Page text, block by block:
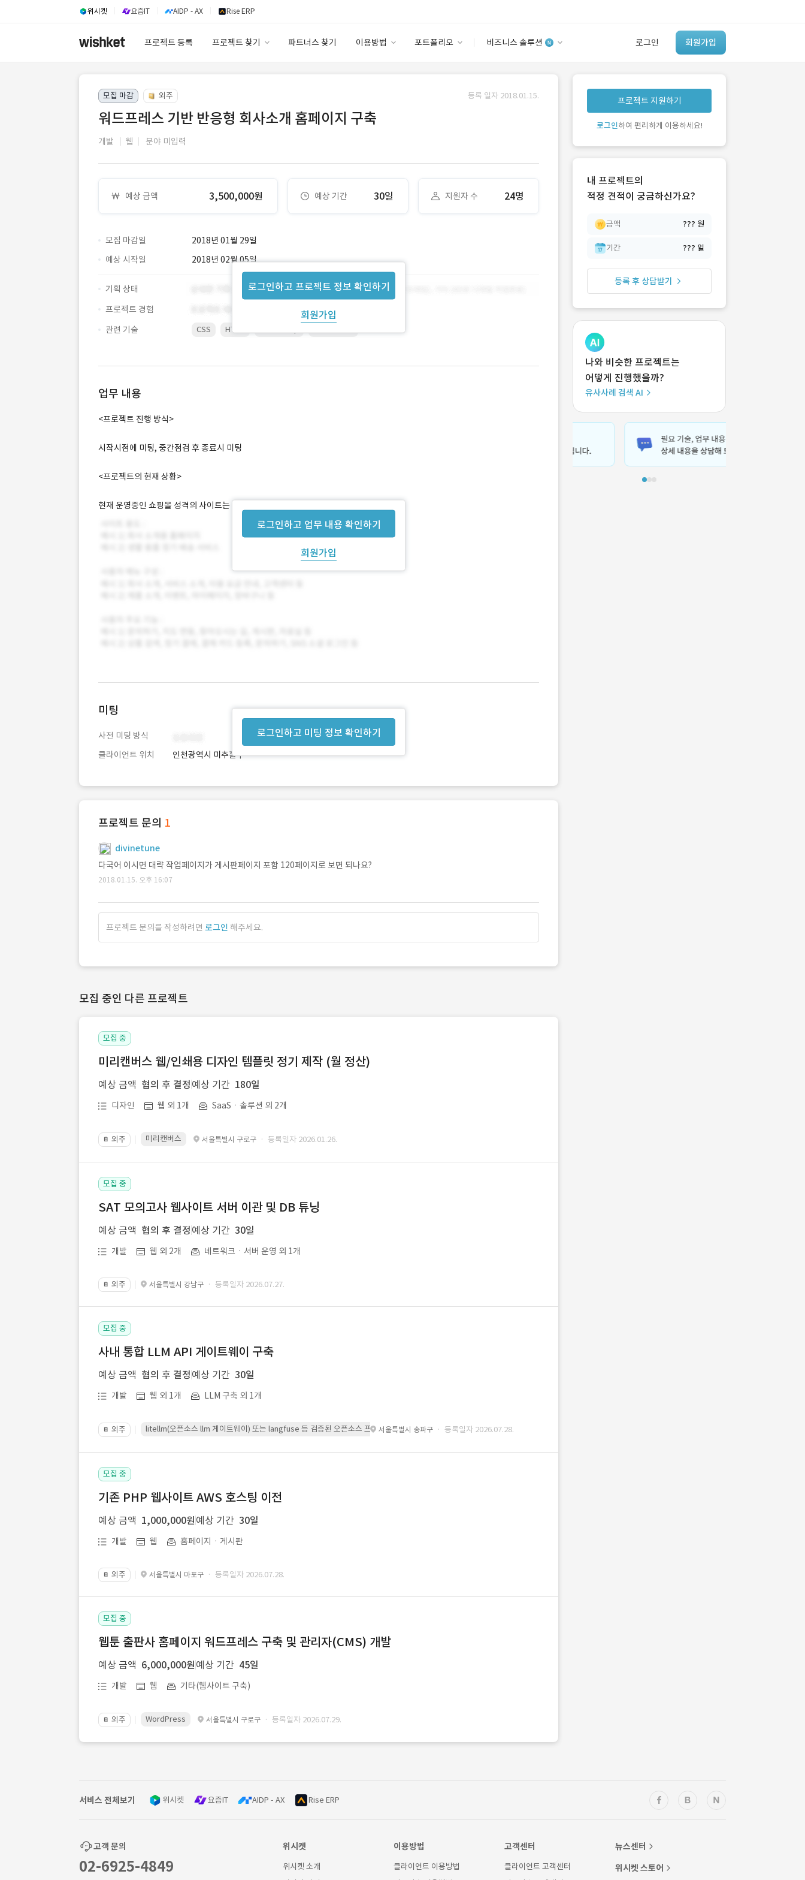
위시켓 요즘IT AIDP - AX Rise ERP
프로젝트 등록 프로젝트 찾기 파트너스 찾기 이용방법 포트폴리오 비즈니스 솔루션 로그인 회원가입
이용요금
고객센터
안심 코드 케어
유사사례 검색 AI
‘이런 거’ 만들어본
개발 회사 있어?
모집 마감 외주 등록 일자 2018.01.15.
워드프레스 기반 반응형 회사소개 홈페이지 구축
개발 웹 분야 미입력
예상 금액 3,500,000원 예상 기간 30일 지원자 수 24명
모집 마감일 2018년 01월 29일
로그인하고 프로젝트 정보 확인하기
회원가입
예상 시작일 2018년 02월 05일
기획 상태
프로젝트 경험
관련 기술
CSS HTML
업무 내용
로그인하고 업무 내용 확인하기
회원가입
<프로젝트 진행 방식>
시작시점에 미팅, 중간점검 후 종료시 미팅
<프로젝트의 현재 상황>
현재 운영중인 쇼핑몰 성격의 사이트는 있지만 정식 홈페이지는 없습니다.
로그인하고 미팅 정보 확인하기
미팅
사전 미팅 방식
클라이언트 위치
인천광역시 미추홀구
프로젝트 문의 1
divinetune
다국어 이시면 대략 작업페이지가 게시판페이지 포함 120페이지로 보면 되나요?
2018.01.15. 오후 16:07
프로젝트 문의를 작성하려면 로그인 해주세요.
모집 중인 다른 프로젝트
모집 중
미리캔버스 웹/인쇄용 디자인 템플릿 정기 제작 (월 정산)
예상 금액 협의 후 결정 예상 기간 180일
디자인 웹 외 1개 SaaSㆍ솔루션 외 2개
📔 외주 미리캔버스 서울특별시 구로구 · 등록일자 2026.01.26.
모집 중
SAT 모의고사 웹사이트 서버 이관 및 DB 튜닝
예상 금액 협의 후 결정 예상 기간 30일
개발 웹 외 2개 네트워크ㆍ서버 운영 외 1개
📔 외주 서울특별시 강남구 · 등록일자 2026.07.27.
모집 중
사내 통합 LLM API 게이트웨이 구축
예상 금액 협의 후 결정 예상 기간 30일
개발 웹 외 1개 LLM 구축 외 1개
📔 외주 litellm(오픈소스 llm 게이트웨이) 또는 langfuse 등 검증된 오픈소스 프레임워크를 기반으로 시스템을 구축
서울특별시 송파구 · 등록일자 2026.07.28.
모집 중
기존 PHP 웹사이트 AWS 호스팅 이전
예상 금액 1,000,000원 예상 기간 30일
개발 웹 홈페이지ㆍ게시판
📔 외주 서울특별시 마포구 · 등록일자 2026.07.28.
모집 중
웹툰 출판사 홈페이지 워드프레스 구축 및 관리자(CMS) 개발
예상 금액 6,000,000원 예상 기간 45일
개발 웹 기타(웹사이트 구축)
📔 외주 WordPress 서울특별시 구로구 · 등록일자 2026.07.29.
프로젝트 지원하기
로그인하여 편리하게 이용하세요!
내 프로젝트의
적정 견적이 궁금하신가요?
금액 ??? 원
기간 ??? 일
등록 후 상담받기
나와 비슷한 프로젝트는
어떻게 진행했을까?
유사사례 검색 AI
서비스 전체보기 위시켓 요즘IT AIDP - AX Rise ERP
고객 문의
02-6925-4849
위시켓
위시켓 소개
이용방법
클라이언트 이용방법
고객센터
클라이언트 고객센터
뉴스센터
위시켓 스토어